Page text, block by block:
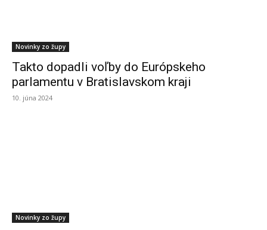
Novinky zo župy
Takto dopadli voľby do Európskeho
parlamentu v Bratislavskom kraji
10. júna 2024
Novinky zo župy